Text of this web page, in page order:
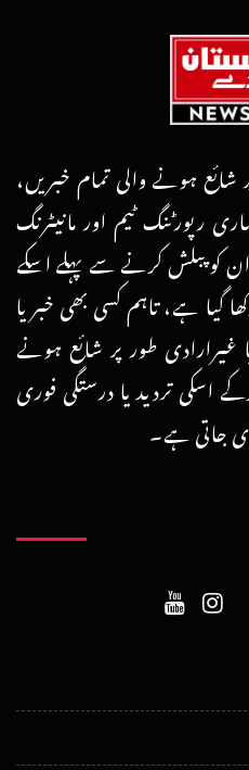
ہونے والی تمام خبریں،
رپورٹنگ ٹیم اور مانیٹرنگ
کو پبلش کرنے سے پہلے اسکے
گیا ہے، تاہم کسی بھی خبر یا
غیرارادی طور پر شائع ہونے
اسکی تردید یا درستگی فوری
جاتی ہے۔